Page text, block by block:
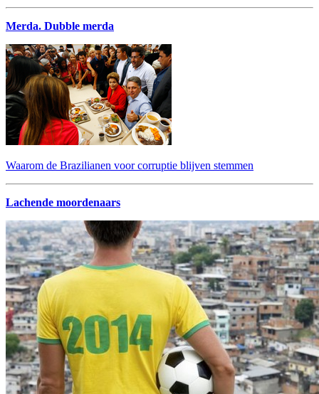
Merda. Dubble merda
Waarom de Brazilianen voor corruptie blijven stemmen
Lachende moordenaars